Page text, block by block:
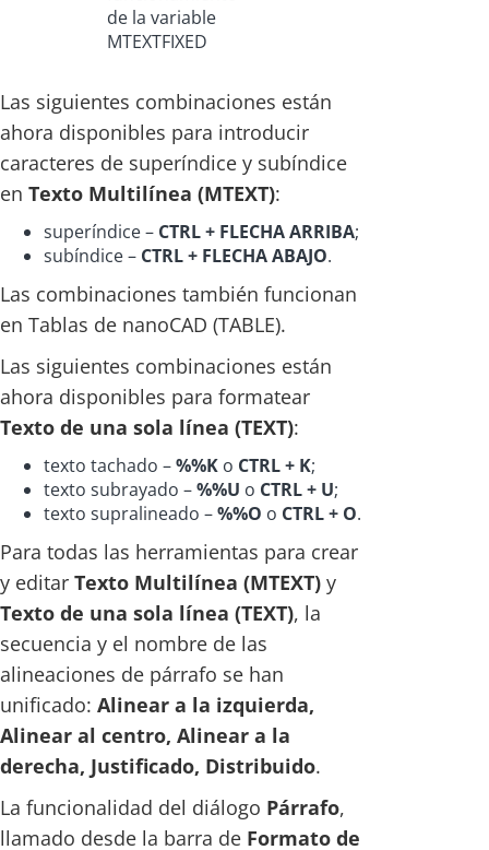
Las siguientes combinaciones están
ahora disponibles para introducir
caracteres de superíndice y subíndice
en Texto Multilínea (MTEXT):
superíndice – CTRL + FLECHA ARRIBA;
subíndice – CTRL + FLECHA ABAJO.
Las combinaciones también funcionan
en Tablas de nanoCAD (TABLE).
Las siguientes combinaciones están
ahora disponibles para formatear
Texto de una sola línea (TEXT):
texto tachado –%%K o CTRL + K;
texto subrayado –%%U o CTRL + U;
texto supralineado –%%O o CTRL + O.
Para todas las herramientas para crear
y editar Texto Multilínea (MTEXT) y
Texto de una sola línea (TEXT), la
secuencia y el nombre de las
alineaciones de párrafo se han
unificado: Alinear a la izquierda,
Alinear al centro, Alinear a la
derecha, Justificado, Distribuido.
La funcionalidad del diálogo Párrafo,
llamado desde la barra de Formato de